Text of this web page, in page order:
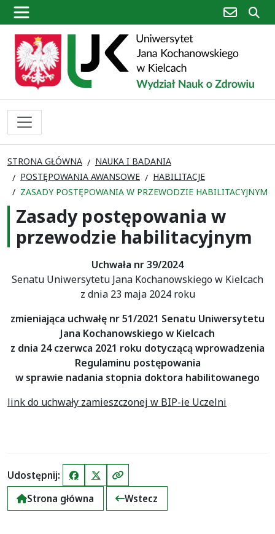
poczta
STRONA GŁÓWNA
NAUKA I BADANIA
POSTĘPOWANIA AWANSOWE
HABILITACJE
ZASADY POSTĘPOWANIA W PRZEWODZIE HABILITACYJNYM
Zasady postępowania w
przewodzie habilitacyjnym
Uchwała nr 39/2024
Senatu Uniwersytetu Jana Kochanowskiego w Kielcach
z dnia 23 maja 2024 roku
zmieniająca uchwałę nr 51/2021 Senatu Uniwersytetu
Jana Kochanowskiego w Kielcach
z dnia 24 czerwca 2021 roku dotyczącą wprowadzenia
Regulaminu postępowania
w sprawie nadania stopnia doktora habilitowanego
link do uchwały zamieszczonej w BIP-ie Uczelni
Udostępnij: FacebookX (Twitter)Kopiuj link
Strona główna
Wstecz